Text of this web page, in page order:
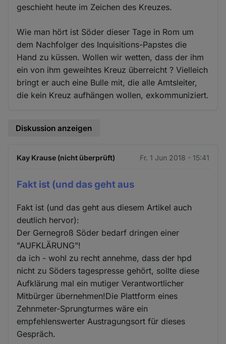
geschieht heute im Zeichen des Kreuzes.
Wie man hört ist Söder dieser Tage in Rom um
dem Nachfolger des Inquisitions-Papstes die
Hand zu küssen. Wollen wir wetten, dass der ihm
ein von ihm geweihtes Kreuz überreicht ? Vielleich
bringt er auch eine Bulle mit, die alle Amtsleiter,
die kein Kreuz aufhängen wollen, exkommuniziert.
Diskussion anzeigen
Kay Krause (nicht überprüft) Fr. 1 Jun 2018 - 15:41
Fakt ist (und das geht aus
Fakt ist (und das geht aus diesem Artikel auch
deutlich hervor):
Der Gernegroß Söder bedarf dringen einer
"AUFKLÄRUNG"!
da ich - wohl zu recht annehme, dass der hpd
nicht zu Söders tagespresse gehört, sollte diese
Aufklärung mal ein mutiger Verantwortlicher
Mitbürger übernehmen!Die Plattform eines
Zehnmeter-Sprungturmes wäre ein
empfehlenswerter Austragungsort für dieses
Gespräch.